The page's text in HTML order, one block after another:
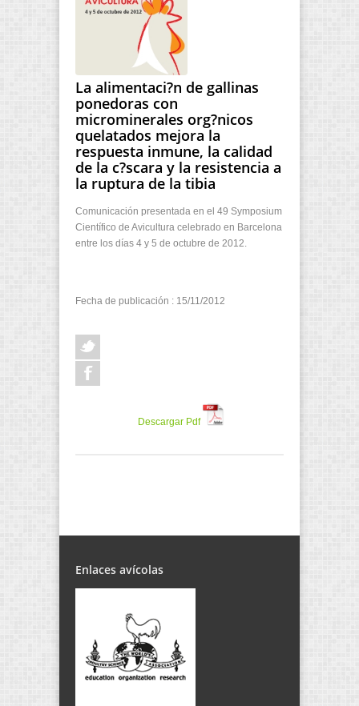
La alimentaci?n de gallinas
ponedoras con
microminerales org?nicos
quelatados mejora la
respuesta inmune, la calidad
de la c?scara y la resistencia a
la ruptura de la tibia
Comunicación presentada en el 49 Symposium
Científico de Avicultura celebrado en Barcelona
entre los días 4 y 5 de octubre de 2012.
Fecha de publicación : 15/11/2012
Descargar Pdf
Enlaces avícolas